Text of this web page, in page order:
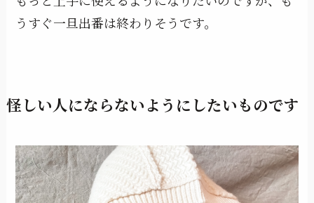
うすぐ一旦出番は終わりそうです。
怪しい人にならないようにしたいものです